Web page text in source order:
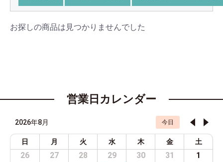
お探しの商品は見つかりませんでした
営業日カレンダー
2026年8月 今日
日 月 火 水 木 金 土
26 27 28 29 30 31 1